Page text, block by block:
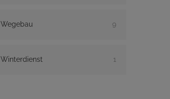
Wegebau 9
Winterdienst 1